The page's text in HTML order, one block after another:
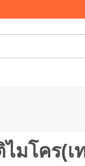
มโคร(เ